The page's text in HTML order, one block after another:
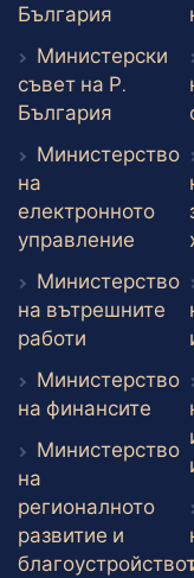
България
Министерски
съвет на Р.
България
Министерство
на
електронното
управление
Министерство
на вътрешните
работи Външен
Министерство
на финансите
Министерство
на
регионалното
развитие и